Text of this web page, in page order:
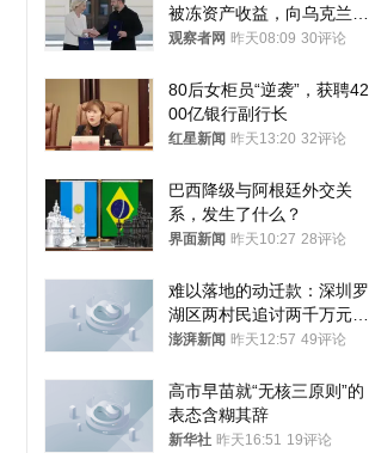
被冻资产收益，向乌克兰提
供援助
观察者网 昨天08:09 30评论
80后女柜员“逆袭”，获聘42
00亿银行副行长
红星新闻 昨天13:20 32评论
巴西降级与阿根廷外交关
系，发生了什么？
界面新闻 昨天10:27 28评论
难以落地的动迁款：深圳罗
湖区两村民追讨两千万元动
迁款八年未果
澎湃新闻 昨天12:57 49评论
高市早苗就“无核三原则”的
表态含糊其辞
新华社 昨天16:51 19评论